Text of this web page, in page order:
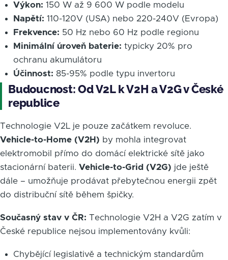
Výkon: 150 W až 9 600 W podle modelu
Napětí: 110-120V (USA) nebo 220-240V (Evropa)
Frekvence: 50 Hz nebo 60 Hz podle regionu
Minimální úroveň baterie: typicky 20% pro
ochranu akumulátoru
Účinnost: 85-95% podle typu invertoru
Budoucnost: Od V2L k V2H a V2G v České
republice
Technologie V2L je pouze začátkem revoluce.
Vehicle-to-Home (V2H) by mohla integrovat
elektromobil přímo do domácí elektrické sítě jako
stacionární baterii. Vehicle-to-Grid (V2G) jde ještě
dále – umožňuje prodávat přebytečnou energii zpět
do distribuční sítě během špičky.
Současný stav v ČR: Technologie V2H a V2G zatím v
České republice nejsou implementovány kvůli:
Chybějící legislativě a technickým standardům